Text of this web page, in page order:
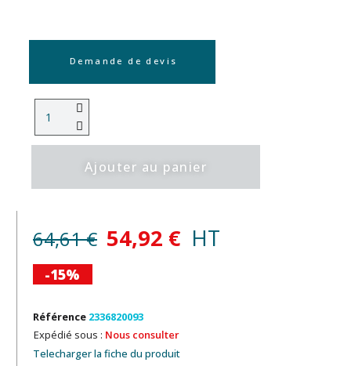
Demande de devis
Ajouter au panier
64,61 € 54,92 € HT
-15%
Référence 2336820093
Expédié sous : Nous consulter
Telecharger la fiche du produit